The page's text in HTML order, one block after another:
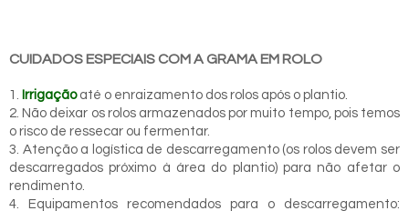
CUIDADOS ESPECIAIS COM A GRAMA EM ROLO
1. Irrigaçãoaté o enraizamento dos rolos após o plantio.
2. Não deixar os rolos armazenados por muito tempo, pois temos
o risco de ressecar ou fermentar.
3. Atenção a logística de descarregamento (os rolos devem ser
descarregados próximo à área do plantio) para não afetar o
rendimento.
4. Equipamentos recomendados para o descarregamento: